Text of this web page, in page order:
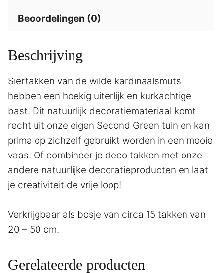
Beoordelingen (0)
Beschrijving
Siertakken van de wilde kardinaalsmuts
hebben een hoekig uiterlijk en kurkachtige
bast. Dit natuurlijk decoratiemateriaal komt
recht uit onze eigen Second Green tuin en kan
prima op zichzelf gebruikt worden in een mooie
vaas. Of combineer je deco takken met onze
andere natuurlijke decoratieproducten en laat
je creativiteit de vrije loop!
Verkrijgbaar als bosje van circa 15 takken van
20 – 50 cm.
Gerelateerde producten